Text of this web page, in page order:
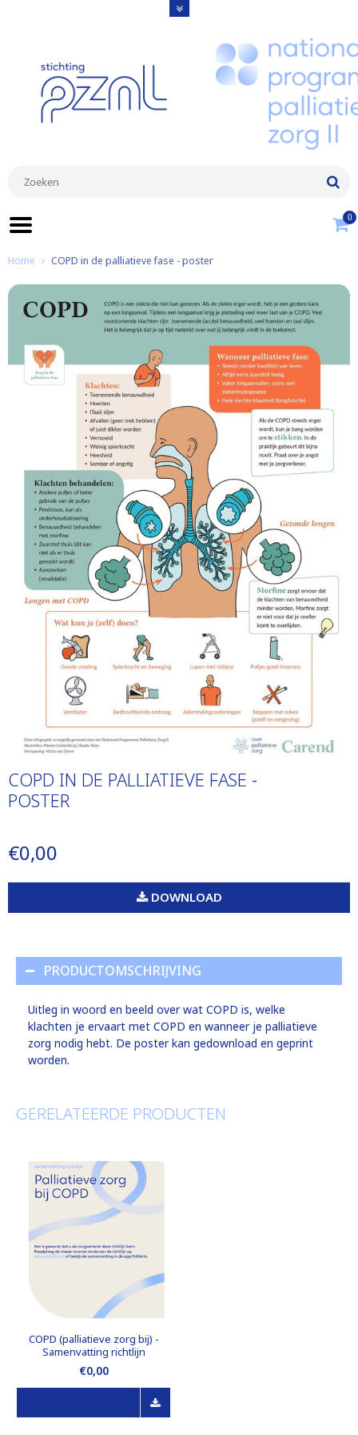
0
Home COPD in de palliatieve fase - poster
COPD IN DE PALLIATIEVE FASE -
POSTER
€0,00
DOWNLOAD
PRODUCTOMSCHRIJVING
Uitleg in woord en beeld over wat COPD is, welke
klachten je ervaart met COPD en wanneer je palliatieve
zorg nodig hebt. De poster kan gedownload en geprint
worden.
GERELATEERDE PRODUCTEN
COPD (palliatieve zorg bij) -
Samenvatting richtlijn
€0,00